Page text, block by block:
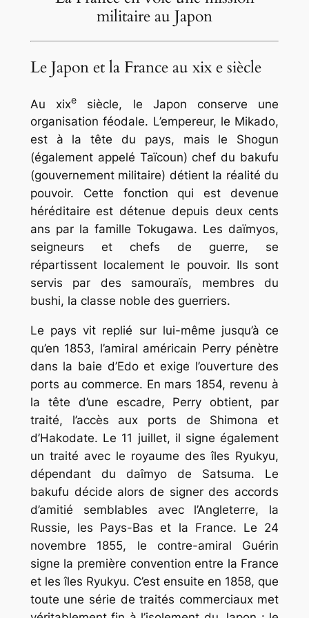
militaire au Japon
Le Japon et la France au xix e siècle
Au xixe siècle, le Japon conserve une
organisation féodale. L’empereur, le Mikado,
est à la tête du pays, mais le Shogun
(également appelé Taïcoun) chef du bakufu
(gouvernement militaire) détient la réalité du
pouvoir. Cette fonction qui est devenue
héréditaire est détenue depuis deux cents
ans par la famille Tokugawa. Lesdaïmyos,
seigneurs et chefs de guerre, se
répartissent localement le pouvoir. Ils sont
servis par des samouraïs, membres du
bushi, la classe noble des guerriers.
Le pays vit replié sur lui-même jusqu’à ce
qu’en 1853, l’amiral américain Perry pénètre
dans la baie d’Edo et exige l’ouverture des
ports au commerce. En mars 1854, revenu à
la tête d’une escadre, Perry obtient, par
traité, l’accès aux ports de Shimona et
d’Hakodate. Le 11 juillet, il signe également
un traité avec le royaume des îles Ryukyu,
dépendant du daîmyode Satsuma. Le
bakufu décide alors de signer des accords
d’amitié semblables avec l’Angleterre, la
Russie, les Pays-Bas et la France. Le 24
novembre 1855, le contre-amiral Guérin
signe la première convention entre la France
et les îles Ryukyu. C’est ensuite en 1858, que
toute une série de traités commerciaux met